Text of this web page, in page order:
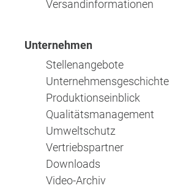
Versandinformationen
Unternehmen
Stellenangebote
Unternehmensgeschichte
Produktionseinblick
Qualitätsmanagement
Umweltschutz
Vertriebspartner
Downloads
Video-Archiv